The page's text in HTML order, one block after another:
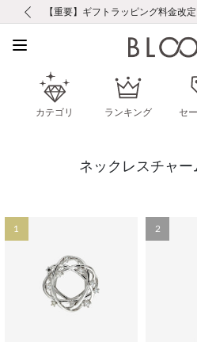
お修理・アフターサ
【重要】令和８年熊本地震に伴
【重要】ギフトラッピング料金改
【重要】夏季休業の営業
税込5,500円以上で送料無料｜
新規会員登録で1000ポイ
LINE友だち登録で500円
会員限定！レビュー投稿で
お修理・アフターサ
【重要】令和８年熊本地震に伴
カテゴリ ランキング セ
ネックレスチャ
1 2